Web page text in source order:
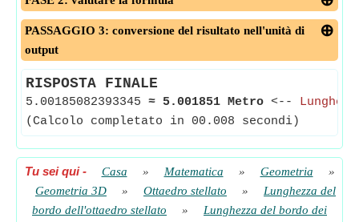
PASSAGGIO 3: conversione del risultato nell'unità di
output
RISPOSTA FINALE
5.00185082393345 ≈ 5.001851 Metro <--
(Calcolo completato in 00.008 secondi)
Tu sei qui- Casa » Matematica » Geometria
»
Geometria 3D
» Ottaedro stellato »
Lunghezza del
bordo dell'ottaedro stellato
»
Lunghezza del bordo dei